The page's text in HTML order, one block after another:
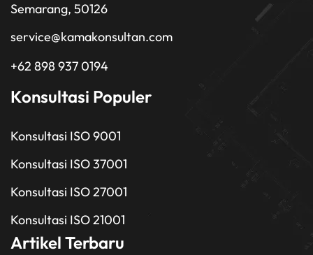
Semarang, 50126
service@kamakonsultan.com
+62 898 937 0194
Konsultasi Populer
Konsultasi ISO 9001
Konsultasi ISO 37001
Konsultasi ISO 27001
Konsultasi ISO 21001
Artikel Terbaru